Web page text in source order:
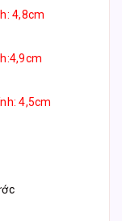
4,8cm
4,5cm